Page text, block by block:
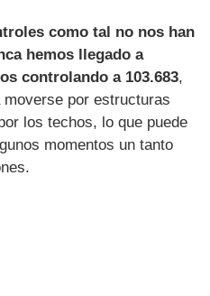
como tal no nos han
hemos llegado a
controlando a 103.683,
por estructuras
los techos, lo que puede
momentos un tanto